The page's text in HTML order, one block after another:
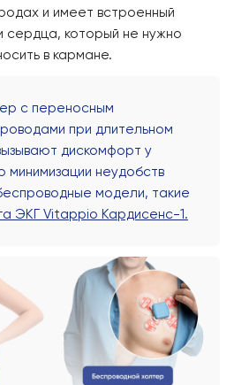
и имеет встроенный
сердца, который не нужно
в кармане.
с переносным
при длительном
дискомфорт у
минимизации неудобств
модели, такие
ЭКГ Vitappio Кардисенс-1.